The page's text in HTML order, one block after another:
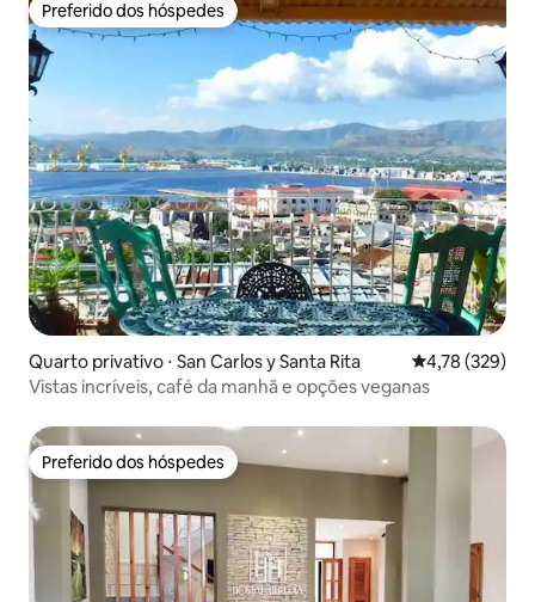
Preferido dos hóspedes
Preferido dos hóspedes
Quarto privativo ⋅ San Carlos y Santa Rita 4,78 de uma
4,78 (329)
Vistas incríveis, café da manhã e opções veganas
Preferido dos hóspedes
Preferido dos hóspedes